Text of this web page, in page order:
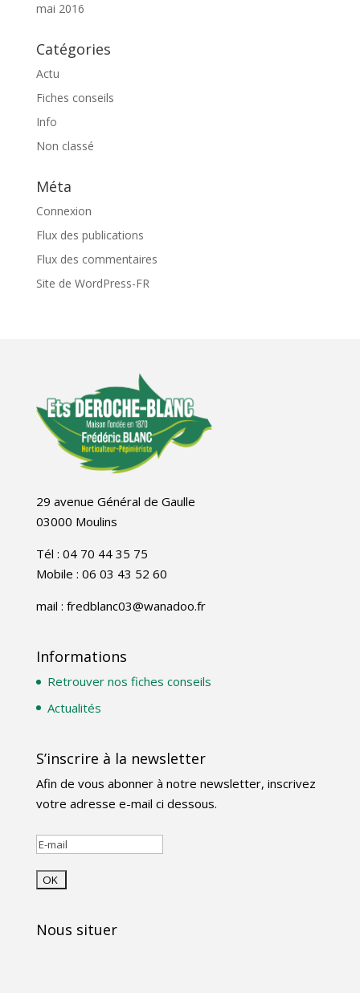
mai 2016
Catégories
Actu
Fiches conseils
Info
Non classé
Méta
Connexion
Flux des publications
Flux des commentaires
Site de WordPress-FR
29 avenue Général de Gaulle
03000 Moulins
Tél : 04 70 44 35 75
Mobile : 06 03 43 52 60
mail : fredblanc03@wanadoo.fr
Informations
Retrouver nos fiches conseils
Actualités
S’inscrire à la newsletter
Afin de vous abonner à notre newsletter, inscrivez
votre adresse e-mail ci dessous.
Nous situer